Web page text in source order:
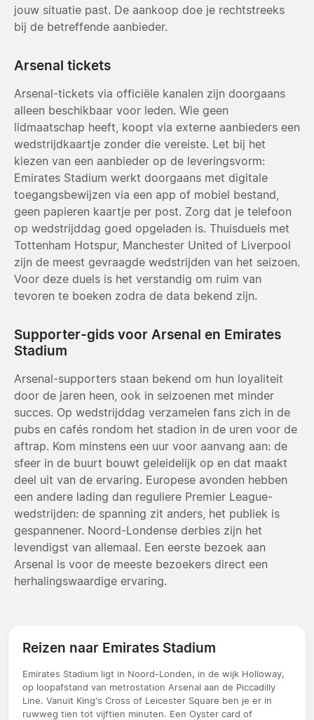
jouw situatie past. De aankoop doe je rechtstreeks
bij de betreffende aanbieder.
Arsenal tickets
Arsenal-tickets via officiële kanalen zijn doorgaans
alleen beschikbaar voor leden. Wie geen
lidmaatschap heeft, koopt via externe aanbieders een
wedstrijdkaartje zonder die vereiste. Let bij het
kiezen van een aanbieder op de leveringsvorm:
Emirates Stadium werkt doorgaans met digitale
toegangsbewijzen via een app of mobiel bestand,
geen papieren kaartje per post. Zorg dat je telefoon
op wedstrijddag goed opgeladen is. Thuisduels met
Tottenham Hotspur, Manchester United of Liverpool
zijn de meest gevraagde wedstrijden van het seizoen.
Voor deze duels is het verstandig om ruim van
tevoren te boeken zodra de data bekend zijn.
Supporter-gids voor Arsenal en Emirates
Stadium
Arsenal-supporters staan bekend om hun loyaliteit
door de jaren heen, ook in seizoenen met minder
succes. Op wedstrijddag verzamelen fans zich in de
pubs en cafés rondom het stadion in de uren voor de
aftrap. Kom minstens een uur voor aanvang aan: de
sfeer in de buurt bouwt geleidelijk op en dat maakt
deel uit van de ervaring. Europese avonden hebben
een andere lading dan reguliere Premier League-
wedstrijden: de spanning zit anders, het publiek is
gespannener. Noord-Londense derbies zijn het
levendigst van allemaal. Een eerste bezoek aan
Arsenal is voor de meeste bezoekers direct een
herhalingswaardige ervaring.
Reizen naar Emirates Stadium
Emirates Stadium ligt in Noord-Londen, in de wijk Holloway,
op loopafstand van metrostation Arsenal aan de Piccadilly
Line. Vanuit King's Cross of Leicester Square ben je er in
ruwweg tien tot vijftien minuten. Een Oyster card of